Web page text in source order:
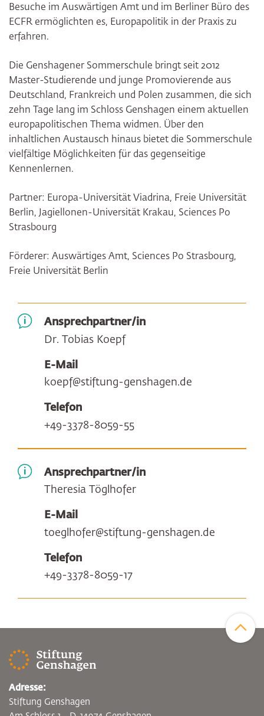
Besuche im Auswärtigen Amt und im Berliner Büro des
ECFR ermöglichten es, Europapolitik in der Praxis zu
erfahren.
Die Genshagener Sommerschule bringt seit 2012
Master-Studierende und junge Promovierende aus
Deutschland, Frankreich und Polen zusammen, die sich
zehn Tage lang im Schloss Genshagen einem aktuellen
europapolitischen Thema widmen. Über den
inhaltlichen Austausch hinaus bietet die Sommerschule
vielfältige Möglichkeiten für das gegenseitige
Kennenlernen.
Partner: Europa-Universität Viadrina, Freie Universität
Berlin, Jagiellonen-Universität Krakau, Sciences Po
Strasbourg
Förderer: Auswärtiges Amt, Sciences Po Strasbourg,
Freie Universität Berlin
Ansprechpartner/in
Dr. Tobias Koepf
E-Mail
koepf@stiftung-genshagen.de
Telefon
+49-3378-8059-55
Ansprechpartner/in
Theresia Töglhofer
E-Mail
toeglhofer@stiftung-genshagen.de
Telefon
+49-3378-8059-17
Adresse:
Stiftung Genshagen